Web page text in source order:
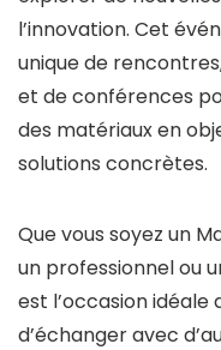
l’innovation. Cet
unique de
et de conférences
des matériaux en
solutions concrètes.
Que vous soyez un
un professionnel ou
est l’occasion
d’échanger avec